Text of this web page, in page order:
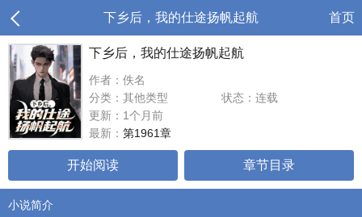
下乡后，我的仕途扬帆起航 首页
下乡后，我的仕途扬帆起航
作者：佚名
分类：其他类型
状态：连载
更新：1个月前
最新： 第1961章
开始阅读 章节目录
小说简介